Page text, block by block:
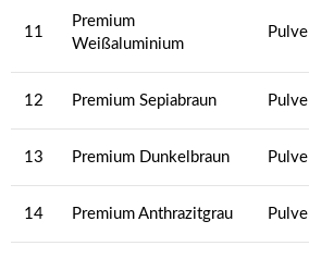
11
Premium
Weißaluminium
12 Premium Sepiabraun
13 Premium Dunkelbraun
14 Premium Anthrazitgrau